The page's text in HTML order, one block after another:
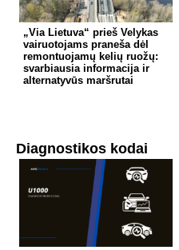
„Via Lietuva“ prieš Velykas
vairuotojams praneša dėl
remontuojamų kelių ruožų:
svarbiausia informacija ir
alternatyvūs maršrutai
Diagnostikos kodai